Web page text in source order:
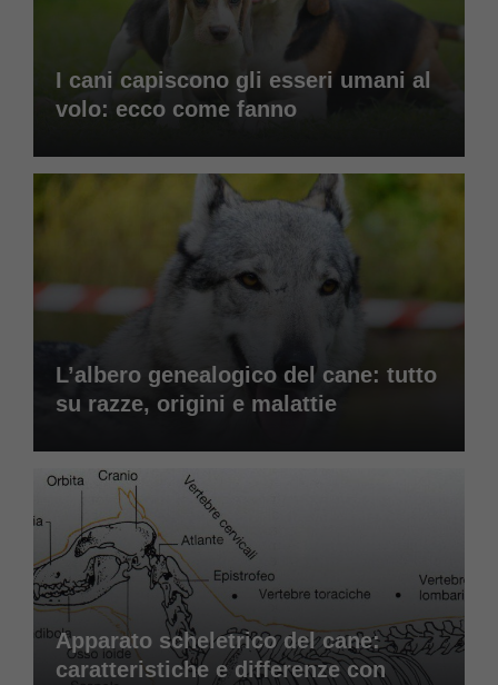
I cani capiscono gli esseri umani al
volo: ecco come fanno
L’albero genealogico del cane: tutto
su razze, origini e malattie
Apparato scheletrico del cane:
caratteristiche e differenze con